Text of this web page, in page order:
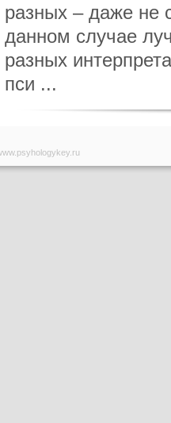
разных – даже не
данном случае
разных
пси ...